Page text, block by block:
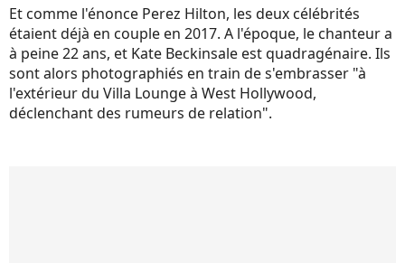
Et comme l'énonce Perez Hilton, les deux célébrités
étaient déjà en couple en 2017. A l'époque, le chanteur a
à peine 22 ans, et Kate Beckinsale est quadragénaire. Ils
sont alors photographiés en train de s'embrasser "à
l'extérieur du Villa Lounge à West Hollywood,
déclenchant des rumeurs de relation".